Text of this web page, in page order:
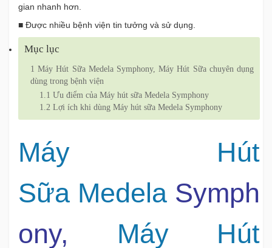
gian nhanh hơn.
■ Được nhiều bệnh viện tin tưởng và sử dụng.
Mục lục
1 Máy Hút Sữa Medela Symphony, Máy Hút Sữa chuyên dụng
dùng trong bệnh viện
1.1 Ưu điểm của Máy hút sữa Medela Symphony
1.2 Lợi ích khi dùng Máy hút sữa Medela Symphony
Máy Hút
Sữa Medela Symph
ony, Máy Hút